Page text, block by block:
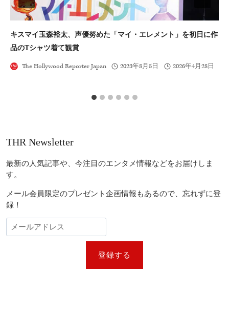
キスマイ玉森裕太、声優努めた「マイ・エレメント」を初日に作
品のTシャツ着て観賞
The Hollywood Reporter Japan 2023年8月5日 2026年4月28日
THR Newsletter
最新の人気記事や、今注目のエンタメ情報などをお届けしま
す。
メール会員限定のプレゼント企画情報もあるので、忘れずに登
録！
登録する